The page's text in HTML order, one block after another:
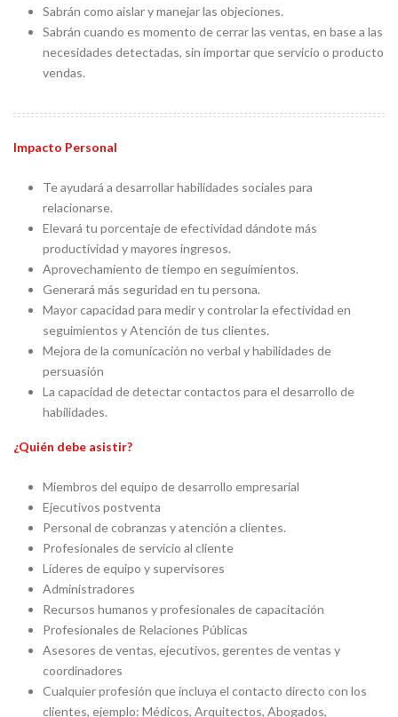
Sabrán como aislar y manejar las objeciones.
Sabrán cuando es momento de cerrar las ventas, en base a las
necesidades detectadas, sin importar que servicio o producto
vendas.
Impacto Personal
Te ayudará a desarrollar habilidades sociales para
relacionarse.
Elevará tu porcentaje de efectividad dándote más
productividad y mayores ingresos.
Aprovechamiento de tiempo en seguimientos.
Generará más seguridad en tu persona.
Mayor capacidad para medir y controlar la efectividad en
seguimientos y Atención de tus clientes.
Mejora de la comunicación no verbal y habilidades de
persuasión
La capacidad de detectar contactos para el desarrollo de
habilidades.
¿Quién debe asistir?
Miembros del equipo de desarrollo empresarial
Ejecutivos postventa
Personal de cobranzas y atención a clientes.
Profesionales de servicio al cliente
Líderes de equipo y supervisores
Administradores
Recursos humanos y profesionales de capacitación
Profesionales de Relaciones Públicas
Asesores de ventas, ejecutivos, gerentes de ventas y
coordinadores
Cualquier profesión que incluya el contacto directo con los
clientes, ejemplo: Médicos, Arquitectos, Abogados,